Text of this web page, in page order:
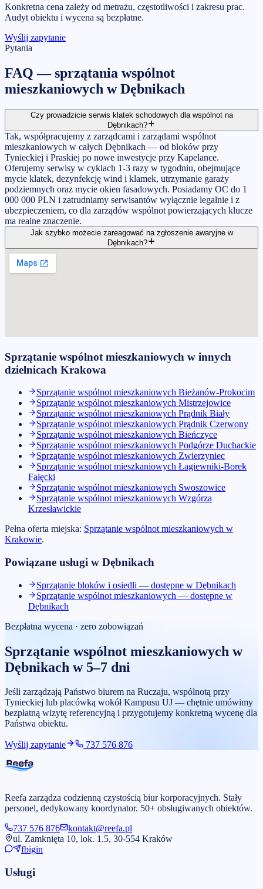
Konkretna cena zależy od metrażu, częstotliwości i zakresu prac.
Audyt obiektu i wycena są bezpłatne.
Wyślij zapytanie
Pytania
FAQ —sprzątania wspólnot
mieszkaniowych wDębnikach
Czy prowadzicie serwis klatek schodowych dla wspólnot na
Dębnikach?
Tak, współpracujemy z zarządcami i zarządami wspólnot
mieszkaniowych w całych Dębnikach — od bloków przy
Tynieckiej i Praskiej po nowe inwestycje przy Kapelance.
Oferujemy serwisy w cyklach 1-3 razy w tygodniu, obejmujące
mycie klatek, dezynfekcję wind i klamek, utrzymanie garaży
podziemnych oraz mycie okien fasadowych. Posiadamy OC do 1
000 000 PLN i zatrudniamy serwisantów wyłącznie legalnie i z
ubezpieczeniem, co dla zarządów wspólnot powierzających klucze
ma realne znaczenie.
Jak szybko możecie zareagować na zgłoszenie awaryjne w
Dębnikach?
Sprzątanie wspólnot mieszkaniowych w innych
dzielnicach Krakowa
Sprzątanie wspólnot mieszkaniowych Bieżanów-Prokocim
Sprzątanie wspólnot mieszkaniowych Mistrzejowice
Sprzątanie wspólnot mieszkaniowych Prądnik Biały
Sprzątanie wspólnot mieszkaniowych Prądnik Czerwony
Sprzątanie wspólnot mieszkaniowych Bieńczyce
Sprzątanie wspólnot mieszkaniowych Podgórze Duchackie
Sprzątanie wspólnot mieszkaniowych Zwierzyniec
Sprzątanie wspólnot mieszkaniowych Łagiewniki-Borek
Fałęcki
Sprzątanie wspólnot mieszkaniowych Swoszowice
Sprzątanie wspólnot mieszkaniowych Wzgórza
Krzesławickie
Pełna oferta miejska: Sprzątanie wspólnot mieszkaniowych w
Krakowie.
Powiązane usługi w Dębnikach
Sprzątanie bloków i osiedli — dostępne w Dębnikach
Sprzątanie wspólnot mieszkaniowych — dostępne w
Dębnikach
Bezpłatna wycena · zero zobowiązań
Sprzątanie wspólnot mieszkaniowych w
Dębnikach w 5–7 dni
Jeśli zarządzają Państwo biurem na Ruczaju, wspólnotą przy
Tynieckiej lub placówką wokół Kampusu UJ — chętnie umówimy
bezpłatną wizytę referencyjną i przygotujemy konkretną wycenę dla
Państwa obiektu.
Wyślij zapytanie 737 576 876
Reefa zarządza codzienną czystością biur korporacyjnych. Stały
personel, dedykowany koordynator. 50+ obsługiwanych obiektów.
737 576 876
kontakt@reefa.pl
ul. Zamknięta 10, lok. 1.5, 30-554 Kraków
fbigin
Usługi